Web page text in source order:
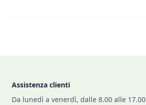
Assistenza clienti
Da lunedì a venerdì, dalle 8.00 alle 17.00